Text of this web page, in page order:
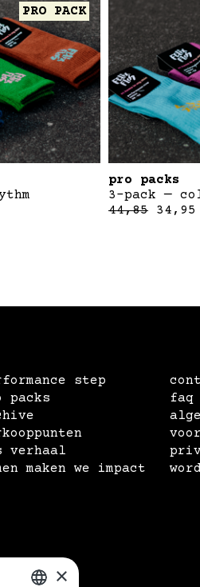
PRO PACK
pro packs
3-pack —
44,85
34,95
step
packs
verhaal
maken we impact
faq
×